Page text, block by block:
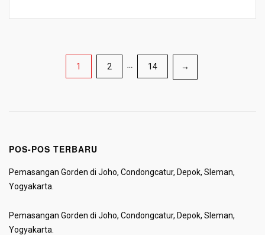
1 2 … 14 →
POS-POS TERBARU
Pemasangan Gorden di Joho, Condongcatur, Depok, Sleman,
Yogyakarta.
Pemasangan Gorden di Joho, Condongcatur, Depok, Sleman,
Yogyakarta.